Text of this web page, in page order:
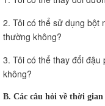
2. Tôi có thể sử dụng bột
thường không?
3. Tôi có thể thay đổi
không?
B. Các câu hỏi về thời